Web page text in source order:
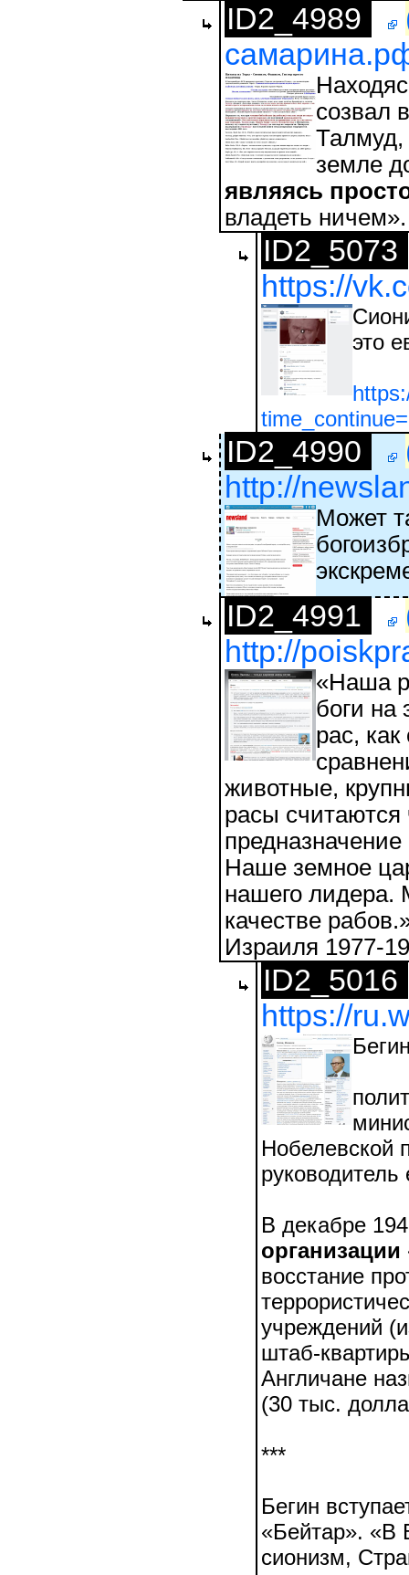
ID2_4989
созвал
Талмуд,
земле
являясь
владеть ничем».
ID2_5073
https://
это
ID2_4990
http://
Может
ID2_4991
http://
«Наша
боги на
рас,
животные,
расы
Наше земное
нашего лидера.
качестве
Израиля 1977-
ID2_5016
https://
Нобелевской
руководитель
В декабре
организации
восстание
учреждений
штаб-
Англичане
(30 тыс.
***
Бегин
«Бейтар». «В
сионизм,